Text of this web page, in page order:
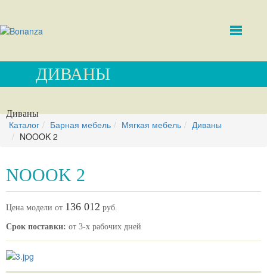
ДИВАНЫ
Диваны
Каталог Барная мебель Мягкая мебель
Диваны
NOOOK 2
NOOOK 2
Цена модели от 136 012 руб.
Срок поставки: от 3-х рабочих дней